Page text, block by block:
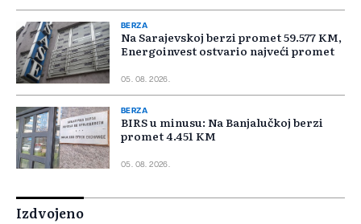
BERZA
Na Sarajevskoj berzi promet 59.577 KM,
Energoinvest ostvario najveći promet
05. 08. 2026.
BERZA
BIRS u minusu: Na Banjalučkoj berzi
promet 4.451 KM
05. 08. 2026.
Izdvojeno